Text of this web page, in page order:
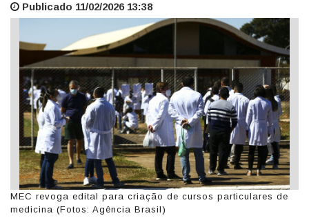
Publicado 11/02/2026 13:38
MEC revoga edital para criação de cursos particulares de
medicina (Fotos: Agência Brasil)